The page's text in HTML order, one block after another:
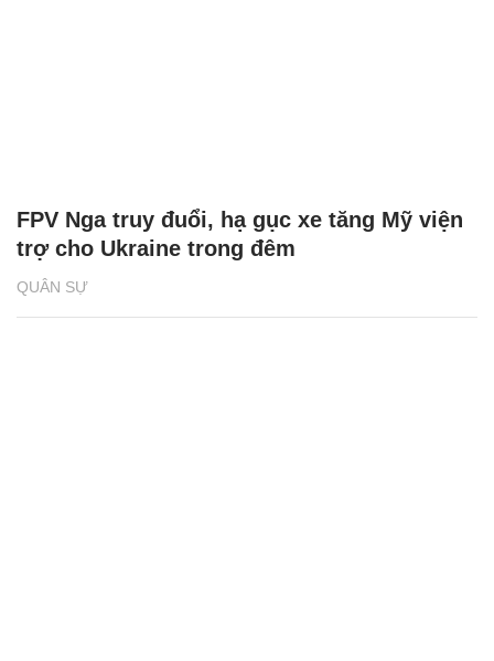
QUÂN SỰ
FPV Nga truy đuổi, hạ gục xe tăng Mỹ viện
trợ cho Ukraine trong đêm